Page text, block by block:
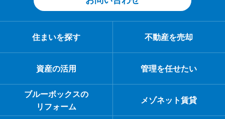
住まいを探す 不動産を売却
資産の活用 管理を任せたい
ブルーボックスの
リフォーム
メゾネット賃貸